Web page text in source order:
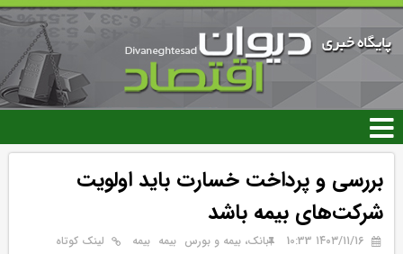
رفتن
محتوای
اصلی
بررسی و پرداخت خسارت باید اولویت
شرکت‌های بیمه باشد
۱۴۰۳/۱۱/۱۶ 10:33 بانک، بیمه و بورس بيمه بیمه
لینک کوتاه